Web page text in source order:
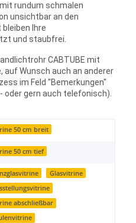
rundum schmalen
unsichtbar an den
Ihre
und staubfrei.
CABTUBE mit
auf Wunsch auch an anderer
im Feld "Bemerkungen"
oder gern auch telefonisch).
50 cm breit
50 cm tief
Glasvitrine
abschließbar